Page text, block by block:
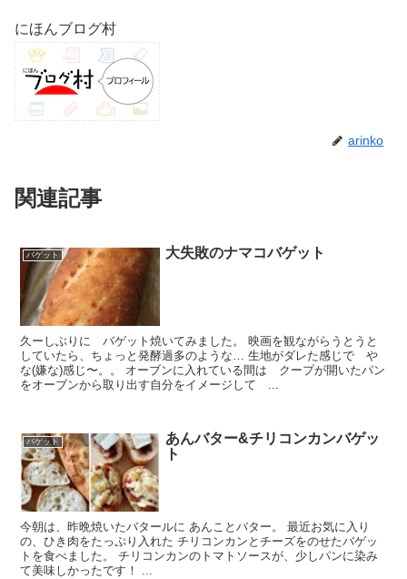
にほんブログ村
arinko
関連記事
バゲット 大失敗のナマコバゲット
久ーしぶりに バゲット焼いてみました。 映画を観ながらうとうと
していたら、ちょっと発酵過多のような… 生地がダレた感じで や
な(嫌な)感じ〜。。 オーブンに入れている間は クープが開いたパン
をオーブンから取り出す自分をイメージして ...
バゲット
あんバター&チリコンカンバゲッ
ト
今朝は、昨晩焼いたバタールに あんことバター。 最近お気に入り
の、ひき肉をたっぷり入れた チリコンカンとチーズをのせたバゲッ
トを食べました。 チリコンカンのトマトソースが、少しパンに染み
て美味しかったです！ ...